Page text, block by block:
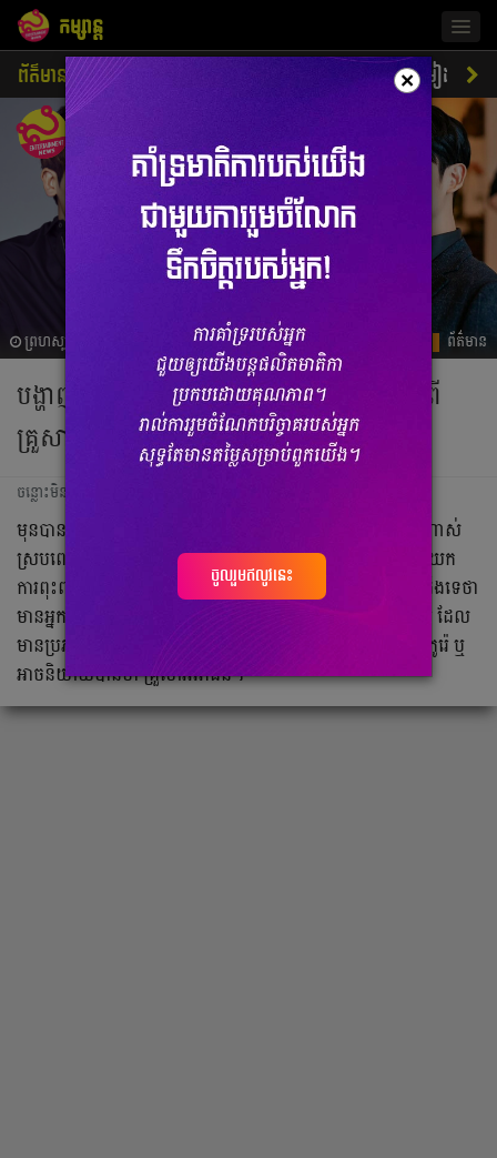
កម្សាន្ត
ព័ត៌មាន ជីវិតតារា ចម្រៀង
ព្រហស្បតិ៍, 14 មេសា 2022 01:00 ព័ត៌មាន
បង្ហាញសាវតាសង្ខេប តារាសម្ដែងកូរ៉េ ដែលមកពី
គ្រួសារអភិជន
ចន្លោះមិនឃើញ
មុនបាន​ល្បីតារាៗភាគច្រើនសុទ្ធតែមាន​ជីវិតខ្សត់ខ្សោយ និងតស៊ូណាស់
ស្របពេល​តារា​ខ្លះទៀតកើតចេញពីគ្រួសារធូរធារ ប៉ុន្តែ​នៅតែជ្រើសយក​
ការពុះពារ ដើម្បីសម្រេច​ក្ដីសុបិនរបស់ខ្លួន ក្នុងវិស័យសិល្បៈ។ ចង់ដឹង​ទេថា​
មាន​អ្នកណាខ្លះ? ខាងក្រោម​នេះ​គឺជា​ ការរាយ​នាយ​ តារា​សម្ដែងកូរ៉េ ដែល​
មានប្រភព​ចេញ​ពីគ្រួសារដែលមាន​ឈ្មោះ​បោះ​សំឡេង​ក្នុងប្រទេសកូរ៉េ ឬ​
អាចនិយាយបាន​ថា​ គ្រួសារអភិជន។
×
ចូលរួមឥលូវនេះ